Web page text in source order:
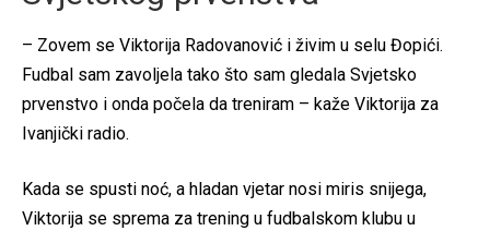
– Zovem se Viktorija Radovanović i živim u selu Đopići.
Fudbal sam zavoljela tako što sam gledala Svjetsko
prvenstvo i onda počela da treniram – kaže Viktorija za
Ivanjički radio.
Kada se spusti noć, a hladan vjetar nosi miris snijega,
Viktorija se sprema za trening u fudbalskom klubu u